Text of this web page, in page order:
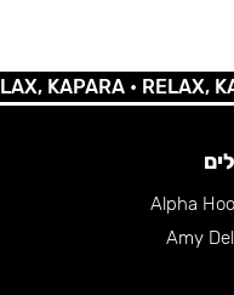
•RELAX,